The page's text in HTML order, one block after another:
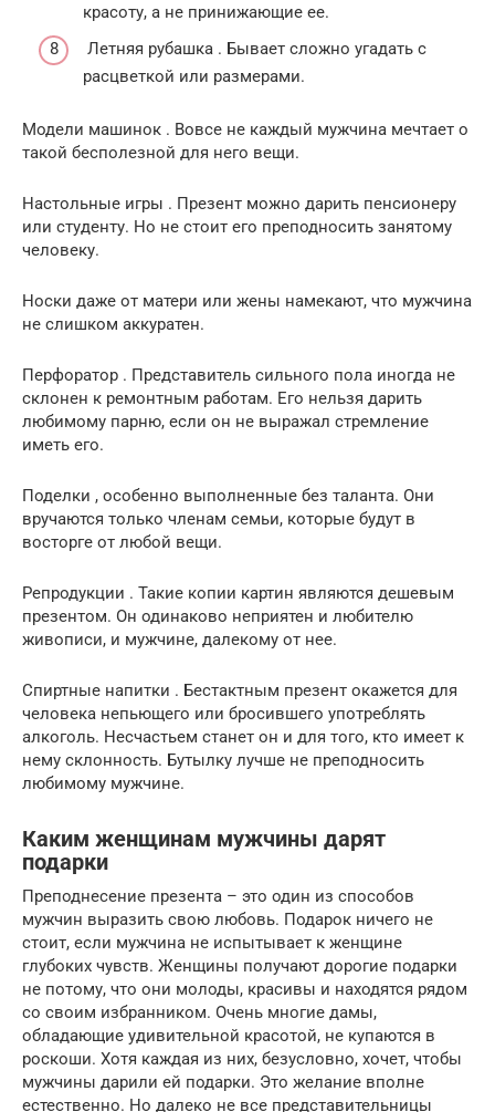
красоту, а не принижающие ее.
Летняя рубашка . Бывает сложно угадать с
расцветкой или размерами.
Модели машинок . Вовсе не каждый мужчина мечтает о
такой бесполезной для него вещи.
Настольные игры . Презент можно дарить пенсионеру
или студенту. Но не стоит его преподносить занятому
человеку.
Носки даже от матери или жены намекают, что мужчина
не слишком аккуратен.
Перфоратор . Представитель сильного пола иногда не
склонен к ремонтным работам. Его нельзя дарить
любимому парню, если он не выражал стремление
иметь его.
Поделки , особенно выполненные без таланта. Они
вручаются только членам семьи, которые будут в
восторге от любой вещи.
Репродукции . Такие копии картин являются дешевым
презентом. Он одинаково неприятен и любителю
живописи, и мужчине, далекому от нее.
Спиртные напитки . Бестактным презент окажется для
человека непьющего или бросившего употреблять
алкоголь. Несчастьем станет он и для того, кто имеет к
нему склонность. Бутылку лучше не преподносить
любимому мужчине.
Каким женщинам мужчины дарят
подарки
Преподнесение презента – это один из способов
мужчин выразить свою любовь. Подарок ничего не
стоит, если мужчина не испытывает к женщине
глубоких чувств. Женщины получают дорогие подарки
не потому, что они молоды, красивы и находятся рядом
со своим избранником. Очень многие дамы,
обладающие удивительной красотой, не купаются в
роскоши. Хотя каждая из них, безусловно, хочет, чтобы
мужчины дарили ей подарки. Это желание вполне
естественно. Но далеко не все представительницы